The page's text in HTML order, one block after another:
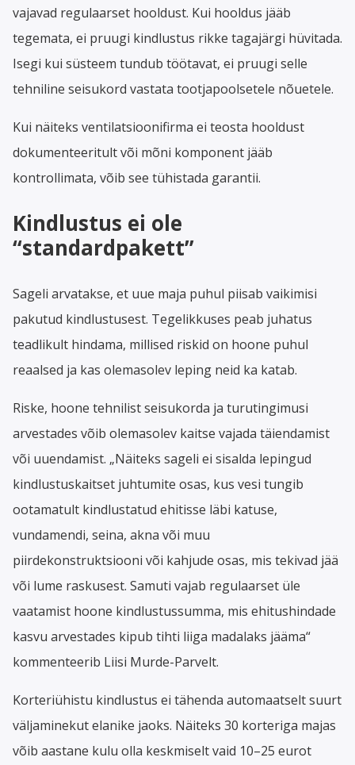
vajavad regulaarset hooldust. Kui hooldus jääb
tegemata, ei pruugi kindlustus rikke tagajärgi hüvitada.
Isegi kui süsteem tundub töötavat, ei pruugi selle
tehniline seisukord vastata tootjapoolsetele nõuetele.
Kui näiteks ventilatsioonifirma ei teosta hooldust
dokumenteeritult või mõni komponent jääb
kontrollimata, võib see tühistada garantii.
Kindlustus ei ole
“standardpakett”
Sageli arvatakse, et uue maja puhul piisab vaikimisi
pakutud kindlustusest. Tegelikkuses peab juhatus
teadlikult hindama, millised riskid on hoone puhul
reaalsed ja kas olemasolev leping neid ka katab.
Riske, hoone tehnilist seisukorda ja turutingimusi
arvestades võib olemasolev kaitse vajada täiendamist
või uuendamist. „Näiteks sageli ei sisalda lepingud
kindlustuskaitset juhtumite osas, kus vesi tungib
ootamatult kindlustatud ehitisse läbi katuse,
vundamendi, seina, akna või muu
piirdekonstruktsiooni või kahjude osas, mis tekivad jää
või lume raskusest. Samuti vajab regulaarset üle
vaatamist hoone kindlustussumma, mis ehitushindade
kasvu arvestades kipub tihti liiga madalaks jääma“
kommenteerib Liisi Murde-Parvelt.
Korteriühistu kindlustus ei tähenda automaatselt suurt
väljaminekut elanike jaoks. Näiteks 30 korteriga majas
võib aastane kulu olla keskmiselt vaid 10–25 eurot